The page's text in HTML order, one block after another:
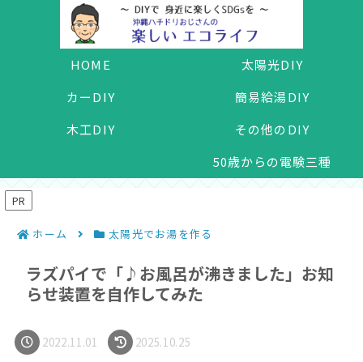
HOME
太陽光DIY
カーDIY
簡易給湯DIY
木工DIY
その他のDIY
50歳からの電験三種
PR
ホーム 太陽光でお湯を作る
ラズパイで「♪お風呂が沸きました」お知
らせ装置を自作してみた
2022.11.01 2025.10.25